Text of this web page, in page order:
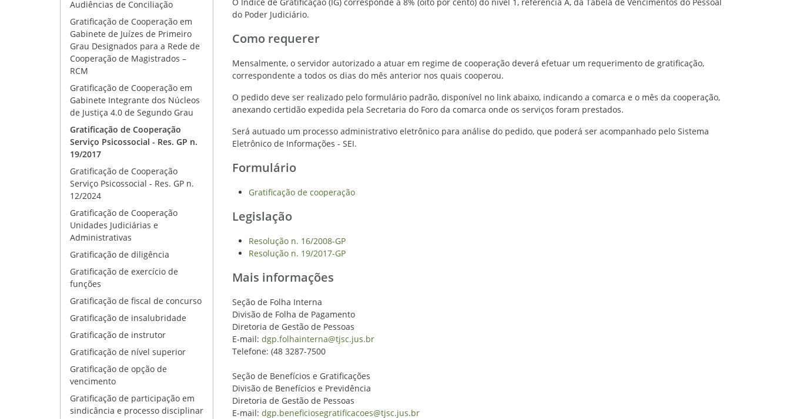
Audiências de Conciliação
Gratificação de Cooperação em
Gabinete de Juízes de Primeiro
Grau Designados para a Rede de
Cooperação de Magistrados –
RCM
Gratificação de Cooperação em
Gabinete Integrante dos Núcleos
de Justiça 4.0 de Segundo Grau
Gratificação de Cooperação
Serviço Psicossocial - Res. GP n.
19/2017
Gratificação de Cooperação
Serviço Psicossocial - Res. GP n.
12/2024
Gratificação de Cooperação
Unidades Judiciárias e
Administrativas
Gratificação de diligência
Gratificação de exercício de
funções
Gratificação de fiscal de concurso
Gratificação de insalubridade
Gratificação de instrutor
Gratificação de nível superior
Gratificação de opção de
vencimento
Gratificação de participação em
sindicância e processo disciplinar
do Poder Judiciário.
Como requerer
Mensalmente, o servidor autorizado a atuar em regime de cooperação deverá efetuar um requerimento de gratificação,
correspondente a todos os dias do mês anterior nos quais cooperou.
O pedido deve ser realizado pelo formulário padrão, disponível no link abaixo, indicando a comarca e o mês da cooperação,
anexando certidão expedida pela Secretaria do Foro da comarca onde os serviços foram prestados.
Será autuado um processo administrativo eletrônico para análise do pedido, que poderá ser acompanhado pelo Sistema
Eletrônico de Informações - SEI.
Formulário
Gratificação de cooperação
Legislação
Resolução n. 16/2008-GP
Resolução n. 19/2017-GP
Mais informações
Seção de Folha Interna
Divisão de Folha de Pagamento
Diretoria de Gestão de Pessoas
E-mail: dgp.folhainterna@tjsc.jus.br
Telefone: (48 3287-7500
Seção de Benefícios e Gratificações
Divisão de Benefícios e Previdência
Diretoria de Gestão de Pessoas
E-mail: dgp.beneficiosegratificacoes@tjsc.jus.br